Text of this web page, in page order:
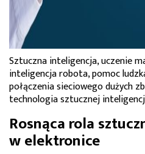
Sztuczna inteligencja, uczenie
inteligencja robota, pomoc
połączenia sieciowego dużych
technologia sztucznej
Rosnąca rola
w elektronice